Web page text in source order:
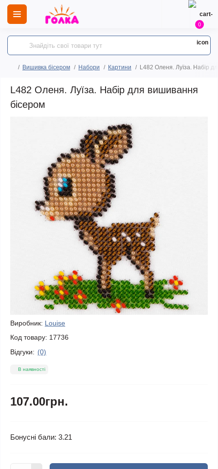
0
Вишивка бісером Набори Картини L482 Оленя. Луїза. Набір
L482 Оленя. Луїза. Набір для вишивання
бісером
Виробник: Louise
Код товару: 17736
Відгуки: (0)
В наявності
107.00грн.
Бонусні бали: 3.21